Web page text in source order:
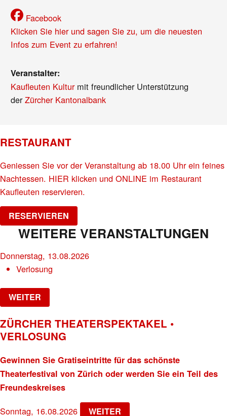
Facebook
Klicken Sie hier und sagen Sie zu, um die neuesten
Infos zum Event zu erfahren!
Veranstalter:
Kaufleuten Kulturmit freundlicher Unterstützung
derZürcher Kantonalbank
RESTAURANT
Geniessen Sie vor der Veranstaltung ab 18.00 Uhr ein feines
Nachtessen. HIER klicken und ONLINE im Restaurant
Kaufleuten reservieren.
RESERVIEREN
WEITERE VERANSTALTUNGEN
Donnerstag, 13.08.2026
Verlosung
WEITER
ZÜRCHER THEATERSPEKTAKEL •
VERLOSUNG
Gewinnen Sie Gratiseintritte für das schönste
Theaterfestival von Zürich oder werden Sie ein Teil des
Freundeskreises
Sonntag, 16.08.2026 WEITER